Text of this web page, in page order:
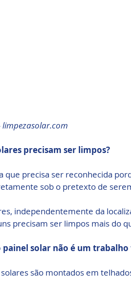
limpezasolar.com
precisam ser limpos?
que precisa ser reconhecida
sob o pretexto de
independentemente da
precisam ser limpos mais do
painel solar não é um trabalho
são montados em